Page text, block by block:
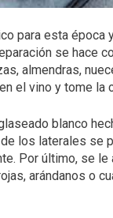
para esta época
se hace
almendras,
el vino y tome la
blanco
los laterales se
Por último, se le
arándanos o